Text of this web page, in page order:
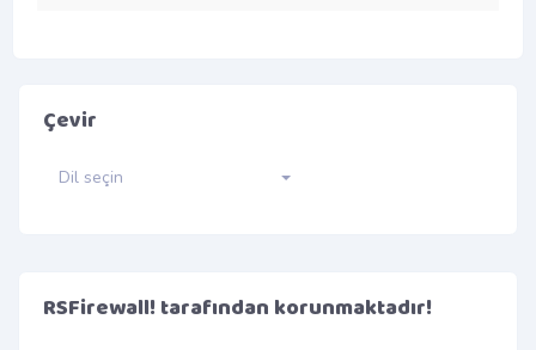
Çevir
Dil seçin
RSFirewall! tarafından korunmaktadır!